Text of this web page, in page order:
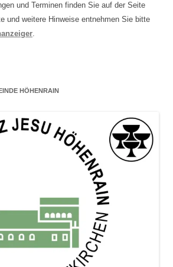
und Terminen finden Sie auf der Seite
und weitere Hinweise entnehmen Sie bitte
.
HÖHENRAIN